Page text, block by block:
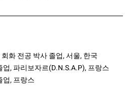
화 전공 박사 졸업, 서울, 한국
, 파리보자르(D.N.S.A.P), 프랑스
업, 프랑스